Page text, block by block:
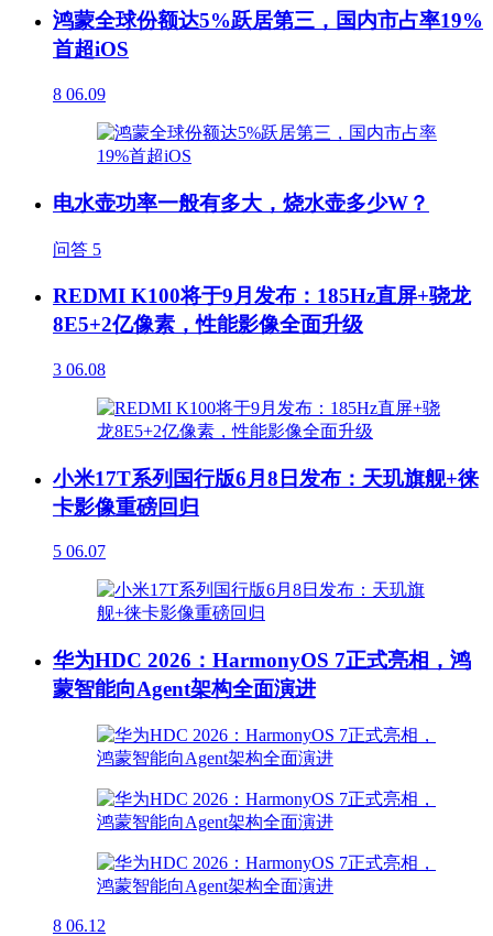
鸿蒙全球份额达5%跃居第三，国内市占率19%
首超iOS
8 06.09
电水壶功率一般有多大，烧水壶多少W？
问答 5
REDMI K100将于9月发布：185Hz直屏+骁龙
8E5+2亿像素，性能影像全面升级
3 06.08
小米17T系列国行版6月8日发布：天玑旗舰+徕
卡影像重磅回归
5 06.07
华为HDC 2026：HarmonyOS 7正式亮相，鸿
蒙智能向Agent架构全面演进
8 06.12